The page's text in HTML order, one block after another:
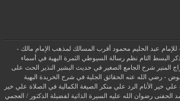
للإمام عبد الحليم محمود
أقرب المسالك لمذهب الإمام مالك -
البسط التام نظم رسالة السيوطي
الثمرة البهية في أسماء
المنير شرح الجامع الصغير في حديث البشير النذير
الحث على
- رضي الله عنه
الحقائق الجلية في شرح الخريدة البهية
علي خير الأنام
الرد علي منكر الصيغة الكمالية في الصلاة علي خير
الحفنى رضوان الله عليه
السيرة الذاتية لفضيلة الدكتور / العجمي